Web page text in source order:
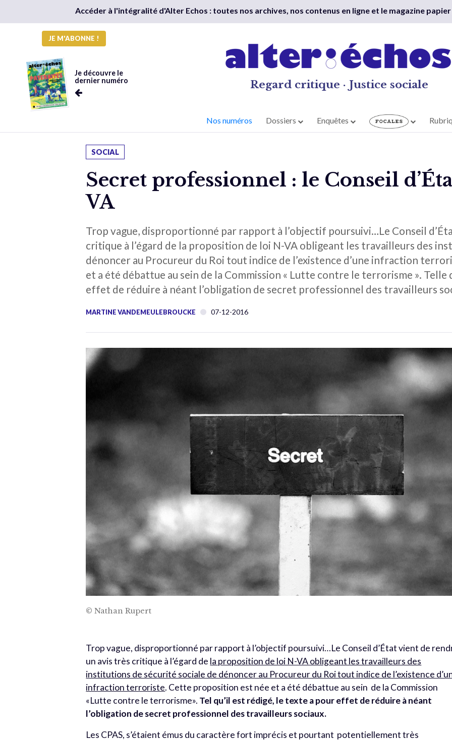
Accéder à l'intégralité d'Alter Echos : toutes nos archives, nos contenus en ligne et le magazine papier
JE M'ABONNE !
Je découvre le
dernier numéro
Regard critique · Justice sociale
Nos numéros Dossiers Enquêtes
SOCIAL
Secret professionnel : le Conseil
VA
Trop vague, disproportionné par rapport à l’objectif poursuivi…Le Conseil
critique à l’égard de la proposition de loi N-VA obligeant les travailleurs des
dénoncer au Procureur du Roi tout indice de l’existence d’une infraction
et a été débattue au sein de la Commission « Lutte contre le terrorisme ». Telle
effet de réduire à néant l’obligation de secret professionnel des travailleurs
MARTINE VANDEMEULEBROUCKE 07-12-2016
© Nathan Rupert
Trop vague, disproportionné par rapport à l’objectif poursuivi…Le Conseil d’État vient de
un avis très critique à l’égard de la proposition de loi N-VA obligeant les travailleurs des
institutions de sécurité sociale de dénoncer au Procureur du Roi tout indice de l’existence
infraction terroriste. Cette proposition est née et a été débattue au sein de la Commission
«Lutte contre le terrorisme». Tel qu’il est rédigé, le texte a pour effet de réduire à néant
l’obligation de secret professionnel des travailleurs sociaux.
Les CPAS, s’étaient émus du caractère fort imprécis et pourtant potentiellement très